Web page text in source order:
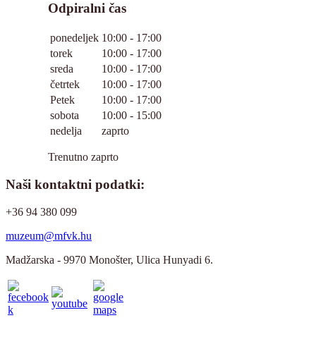
Odpiralni čas
ponedeljek 10:00 - 17:00
torek
10:00 - 17:00
sreda
10:00 - 17:00
četrtek
10:00 - 17:00
Petek
10:00 - 17:00
sobota
10:00 - 15:00
nedelja
zaprto
Trenutno zaprto
Naši kontaktni podatki:
+36 94 380 099
muzeum@mfvk.hu
Madžarska - 9970 Monošter, Ulica Hunyadi 6.